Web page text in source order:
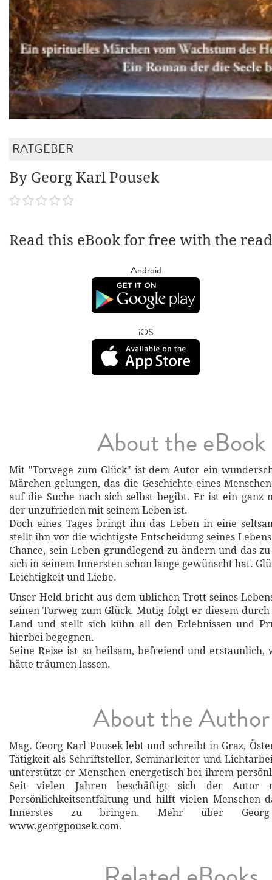
RATGEBER
By Georg Karl Pousek
Read this eBook for free with the
Android
iOS
About the eBook
Mit "Torwege zum Glück" ist dem Autor ein
Märchen gelungen, das die Geschichte eines
auf die Suche nach sich selbst begibt. Er ist ein ganz
der unzufrieden mit seinem Leben ist.
Doch eines Tages bringt ihn das Leben in eine
stellt ihn vor die wichtigste Entscheidung seines
Chance, sein Leben grundlegend zu ändern und das
sich in seinem Innersten schon lange gewünscht hat.
Leichtigkeit und Liebe.
Unser Held bricht aus dem üblichen Trott seines
seinen Torweg zum Glück. Mutig folgt er diesem
Land und stellt sich kühn all den Erlebnissen und
hierbei begegnen.
Seine Reise ist so heilsam, befreiend und erstaunlich,
hätte träumen lassen.
About the Author
Mag. Georg Karl Pousek lebt und schreibt in Graz,
Tätigkeit als Schriftsteller, Seminarleiter und
unterstützt er Menschen energetisch bei ihrem
Seit vielen Jahren beschäftigt sich der Autor
Persönlichkeitsentfaltung und hilft vielen Menschen
Innerstes zu bringen. Mehr über
www.georgpousek.com.